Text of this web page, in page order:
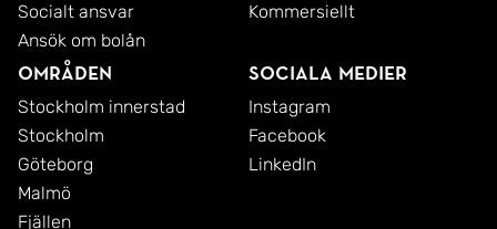
Socialt ansvar
Ansök om bolån
Kommersiellt
Områden
Stockholm innerstad
Stockholm
Göteborg
Malmö
Fjällen
Sociala medier
Instagram
Facebook
LinkedIn